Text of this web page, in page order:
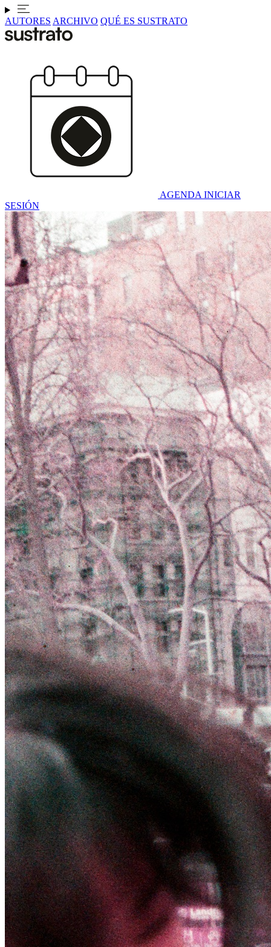
AUTORES ARCHIVO QUÉ ES SUSTRATO
AGENDA INICIAR
SESIÓN